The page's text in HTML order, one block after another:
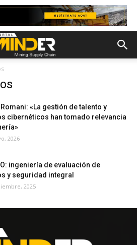
«La gestión de talento y
cibernéticos han tomado relevancia
2026
ingeniería de evaluación de
y seguridad integral
2025